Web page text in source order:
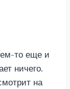
то еще и
ничего.
на